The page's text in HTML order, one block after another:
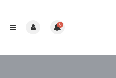
0